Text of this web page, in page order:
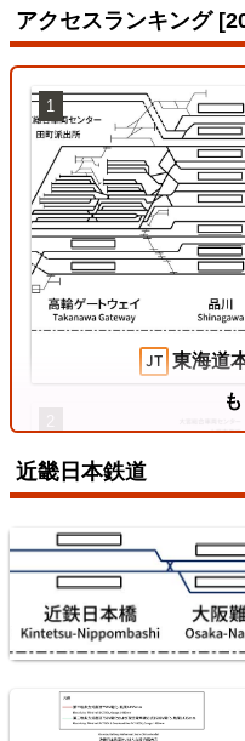
2026/07/18
2026/07/12
アクセスランキング
東海道
1
近畿日本鉄道